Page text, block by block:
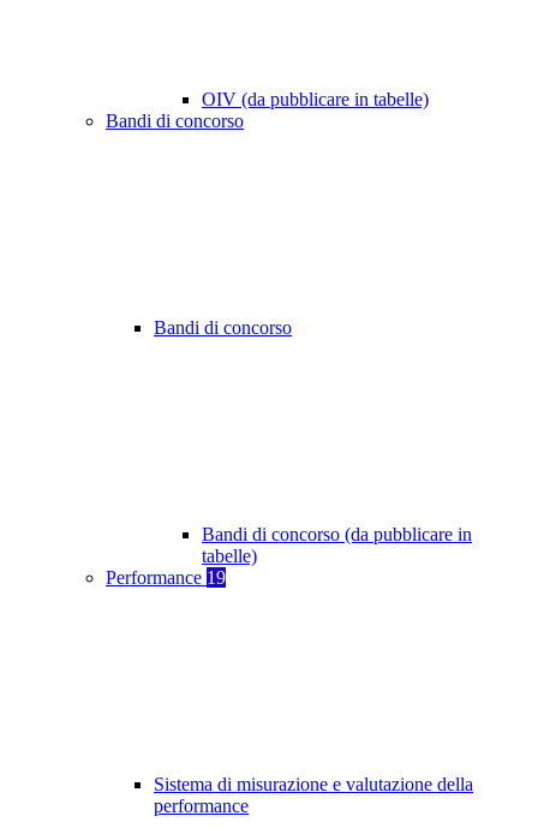
OIV (da pubblicare in tabelle)
Bandi di concorso
Bandi di concorso
Bandi di concorso (da pubblicare in
tabelle)
Performance 19
Sistema di misurazione e valutazione della
performance